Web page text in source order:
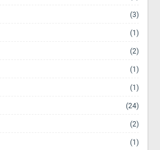
(3)
(1)
(2)
(1)
(1)
(24)
(2)
(1)